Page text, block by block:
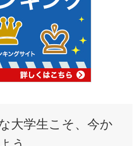
大学生こそ、今か